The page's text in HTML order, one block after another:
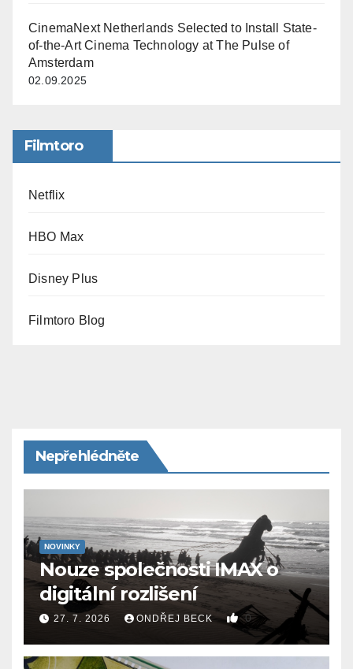
CinemaNext Netherlands Selected to Install State-
of-the-Art Cinema Technology at The Pulse of
Amsterdam
02.09.2025
Filmtoro
Netflix
HBO Max
Disney Plus
Filmtoro Blog
Nepřehlédněte
NOVINKY
Nouze společnosti IMAX o
digitální rozlišení
27. 7. 2026 ONDŘEJ BECK 0